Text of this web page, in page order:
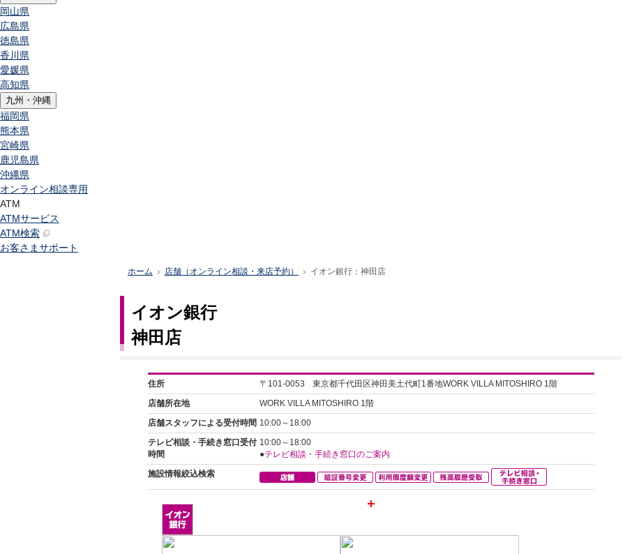
岡山県
広島県
徳島県
香川県
愛媛県
高知県
九州・沖縄
福岡県
熊本県
宮崎県
鹿児島県
沖縄県
オンライン相談専用
ATM
ATMサービス
ATM検索
お客さまサポート
ホーム >店舗（オンライン相談・来店予約） イオン銀行：神田店
イオン銀行
神田店